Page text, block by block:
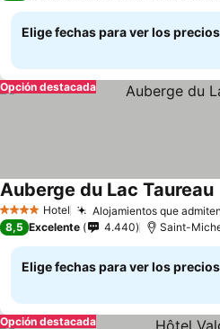
Elige fechas para ver los
Opción destacada
4 EstrellasHotel Alojamientos que
Auberge du Lac Taureau
8,5 Excelente 4.440 Saint-
Elige fechas para ver los
Opción destacada